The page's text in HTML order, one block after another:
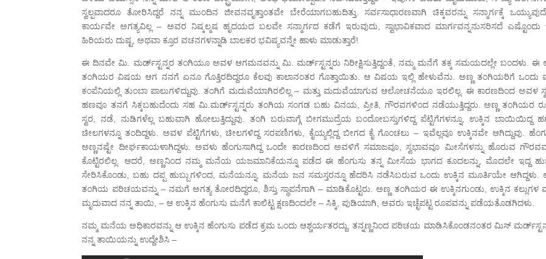
ಸ್ವಲ್ಪವಾದರೂ ತೋರಿಸಿದ್ದರೆ ನನ್ನ ಮುಂದಿನ ಜೀವನವೃತ್ತಾಂತವೇ ಬೇರೆಯಾಗಬಹುದಿತ್ತು. ಸರ್ವಸಾಧಾರಣವಾಗಿ ಚಿಕ್ಕವರನ್ನು ಸನ್ಮಾರ್ಗಕ್ಕೆ
ಕಾರ್ಯವೇ ಅಗತ್ಯವಿಲ್ಲ – ಅವರ ನಿಷ್ಕಲ್ಮಷ ಹೃದಯದ ಬಲವೇ ಸನ್ಮಾರ್ಗದ ಕಡೆಗೆ ಇರುವುದು, ಸ್ವಾಭಾವಿಕವಾದ ಮಾರ್ಗವನ್ನನುಸರಿಸದೆ ಎಷ್ಟೊಂದು
ಹಿರಿಯರು ದುಷ್ಟ, ಅಥವಾ ಕ್ರೂರ ವಚನಗಳನ್ನಾಡಿ ಬಾಲಕರ ಭವಿಷ್ಯವನ್ನೇ ಹಾಳು ಮಾಡುತ್ತಾರೆ!
ಈ ದಿನವೇ ಮಿ. ಮರ್ಡ್‍ಸ್ಟನ್ನರ ತಂಗಿಯೂ ಅವಳ ಆಗಮನವನ್ನು ಮಿ. ಮರ್ಡ್‍ಸ್ಟನ್ನರು ನಿರೀಕ್ಷಿಸುತ್ತಿದ್ದಂತೆ, ನಮ್ಮ ಮನೆಗೆ ತಕ್ಕ ಸಮಯದಲ್ಲೇ ಬಂದಳು. ಈ
ತಂಗಿಯರ ವಿಷಯ ಆಗ ನನಗೆ ಏನೂ ಗೊತ್ತಿರದಿದ್ದರೂ ಕೆಲವು ಕಾಲಾನಂತರ ಗೊತ್ತಾಯಿತು. ಆ ವಿಷಯ ಇಲ್ಲಿ ಹೇಳುವೆನು. ಅಣ್ಣ ತಂಗಿಯರಿಗೆ ಒಂದು
ಕಂಪೆನಿಯಲ್ಲಿ ತುಂಬಾ ಪಾಲುಗಳಿದ್ದುವು. ತಂಗಿಗೆ ಮದುವೆಯಾಗಿರಲಿಲ್ಲ – ಮತ್ತು ಮದುವೆಯಾಗುವ ಆಲೋಚನೆಯೂ ಇರಲಿಲ್ಲ. ಈ ಕಾರಣದಿಂದ ಅವಳ
ಹಣವೂ ತನಗೆ ಸಿಕ್ಕಬಹುದೆಂದು ಸಹ ಮಿ.ಮರ್ಡ್‍ಸ್ಟನ್ನರು ತಂಗಿಯ ಸಂಗಡ ಬಹು ವಿನಯ, ಪ್ರೀತಿ, ಗೌರವಗಳಿಂದ ನಡೆಯುತ್ತಿದ್ದರು. ಅಣ್ಣ ತಂಗಿಯರ
ಸ್ವರ, ನಡೆ, ನುಡಿಗಳೆಲ್ಲ ಬಹುವಾಗಿ ಹೋಲುತ್ತಿದ್ದುವು. ತಂಗಿ ಬರುವಾಗ್ಗೆ ಬೀಗಮುದ್ರೆಯ ಬಂದೋಬಸ್ತುಗಳಿದ್ದ ಪೆಟ್ಟಿಗೆಗಳನ್ನೂ, ಉಕ್ಕಿನ ಬಾಯಿಯಿದ್ದ
ಚೀಲಗಳನ್ನೂ ತಂದಿದ್ದಳು. ಅವಳ ಪೆಟ್ಟಿಗೆಗಳು, ಚೀಲಗಳಿದ್ದ ಸರಪಣಿಗಳು, ಕೈಯ್ಯಲ್ಲಿದ್ದ ಬೀಗದ ಕೈ ಗೊಂಚಲು – ಇವೆಲ್ಲವೂ ಉಕ್ಕಿನವೇ ಆಗಿದ್ದುವು.
ಅಣ್ಣನಷ್ಟೇ ದೀರ್ಘಕಾಯಳಾಗಿದ್ದಳು. ಅವಳು ಹೆಂಗುಸಾಗಿದ್ದ ಒಂದೇ ಕಾರಣದಿಂದ ಅವಳಿಗೆ ಸಮಾಜವೂ, ಸ್ವಭಾವವೂ ಮೀಸೆಗಳನ್ನು ಹೊರುವ
ಕೊಟ್ಟಿರಲಿಲ್ಲ. ಆದರೆ, ಅಣ್ಣನಿಂದ ನಮ್ಮ ಮನೆಯ ಯಜಮಾನಿಕೆಯನ್ನೂ ಪಡೆದ ಈ ಹೆಂಗುಸು ತನ್ನ ಮೀಸೆಯ ಭಾಗದ ಕೂದಲನ್ನು, ಮೊದಲೇ ಇದ್ದ
ಸೇರಿಸಿಕೊಂಡು, ಬಹು ದಪ್ಪ ಹುಬ್ಬುಗಳಿಂದ, ಮನೆಯನ್ನೂ, ಮನೆಯ ಜನ ಸಮಸ್ತರನ್ನೂ ಹೆದರಿಸಿ ನಡೆಸಿಬರುವ ಒಂದು ಉಕ್ಕಿನ ಮೂರ್ತಿಯೇ ಆಗಿದ್ದಳು.
ತಂಗಿಯ ಪರಿಚಯವನ್ನು – ನಮಗೆ ಅಗತ್ಯ ತೋರದಿದ್ದರೂ, ಶಿಸ್ತು ಸ್ಥಾಪನೆಗಾಗಿ – ಮಾಡಿಕೊಟ್ಟರು. ಅಣ್ಣ ತಂಗಿಯರ ಈ ಉಕ್ಕಿನಗುಂಡು, ಉಕ್ಕಿನ ಕಲ್ಲುಗಳ
ಮೃದುವಾದ ನನ್ನ ತಾಯಿ, – ಆ ಉಕ್ಕಿನ ಹೆಂಗುಸು ಮನೆಗೆ ಕಾಲಿಟ್ಟ ಕ್ಷಣದಿಂದಲೇ – ಸಿಕ್ಕಿ, ಪುಡಿಯಾಗಿ, ಅವರು ಇಚ್ಛೆಪಟ್ಟ ರೂಪವನ್ನು ಪಡೆಯತೊಡಗಿದಳು.
ನಮ್ಮ ಮನೆಯ ಅಧಿಕಾರವನ್ನು ಆ ಉಕ್ಕಿನ ಹೆಂಗುಸು ಪಡೆದ ಕ್ರಮ ಒಂದು ಆಶ್ಚರ್ಯತರದ್ದು. ತನ್ನಣ್ಣನಿಂದ ಪರಿಚಯ ಮಾಡಿಸಿಕೊಂಡನಂತರ ಮಿಸ್
ನನ್ನ ತಾಯಿಯನ್ನು ಉದ್ದೇಶಿಸಿ –